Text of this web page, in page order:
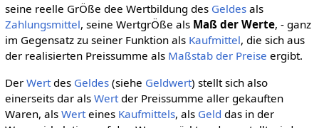
seine reelle GrÖße dee Wertbildung des Geldesals
Zahlungsmittel, seine WertgrÖße als Maß der Werte, - ganz
im Gegensatz zu seiner Funktion als Kaufmittel, die sich aus
der realisierten Preissumme als Maßstab der Preise ergibt.
Der Wertdes Geldes(siehe Geldwert) stellt sich also
einerseits dar als Wertder Preissumme aller gekauften
Waren, als Werteines Kaufmittels, als Geld das in der